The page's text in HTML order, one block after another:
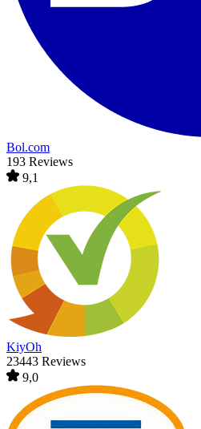
Bol.com
193 Reviews
9,1
KiyOh
23443 Reviews
9,0